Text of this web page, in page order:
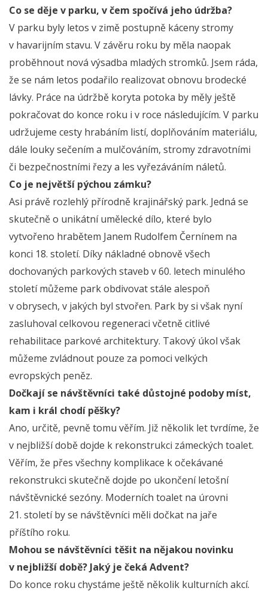
Co se děje v parku, v čem spočívá jeho údržba?
V parku byly letos v zimě postupně káceny stromy
v havarijním stavu. V závěru roku by měla naopak
proběhnout nová výsadba mladých stromků. Jsem ráda,
že se nám letos podařilo realizovat obnovu brodecké
lávky. Práce na údržbě koryta potoka by měly ještě
pokračovat do konce roku i v roce následujícím. V parku
udržujeme cesty hrabáním listí, doplňováním materiálu,
dále louky sečením a mulčováním, stromy zdravotními
či bezpečnostními řezy a les vyřezáváním náletů.
Co je největší pýchou zámku?
Asi právě rozlehlý přírodně krajinářský park. Jedná se
skutečně o unikátní umělecké dílo, které bylo
vytvořeno hrabětem Janem Rudolfem Černínem na
konci 18. století. Díky nákladné obnově všech
dochovaných parkových staveb v 60. letech minulého
století můžeme park obdivovat stále alespoň
v obrysech, v jakých byl stvořen. Park by si však nyní
zasluhoval celkovou regeneraci včetně citlivé
rehabilitace parkové architektury. Takový úkol však
můžeme zvládnout pouze za pomoci velkých
evropských peněz.
Dočkají se návštěvníci také důstojné podoby míst,
kam i král chodí pěšky?
Ano, určitě, pevně tomu věřím. Již několik let tvrdíme, že
v nejbližší době dojde k rekonstrukci zámeckých toalet.
Věřím, že přes všechny komplikace k očekávané
rekonstrukci skutečně dojde po ukončení letošní
návštěvnické sezóny. Moderních toalet na úrovni
21. století by se návštěvníci měli dočkat na jaře
příštího roku.
Mohou se návštěvníci těšit na nějakou novinku
v nejbližší době? Jaký je čeká Advent?
Do konce roku chystáme ještě několik kulturních akcí.